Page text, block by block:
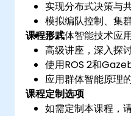
实现分布式决策与
模拟编队控制、集
将群体智能技术应
课程形式
高级讲座，深入探讨
使用ROS 2和
应用群体智能原理
课程定制选项
如需定制本课程，